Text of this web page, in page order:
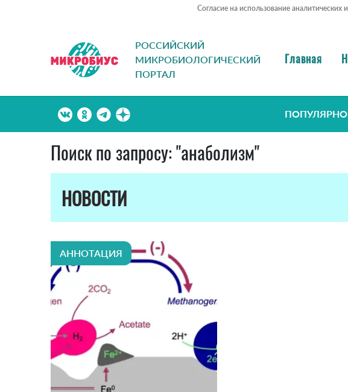
Согласие на использование
РОССИЙСКИЙ
МИКРОБИОЛОГИЧЕСКИЙ
ПОРТАЛ
Главная
Поиск по запросу: "анаболизм"
НОВОСТИ
АННОТАЦИЯ